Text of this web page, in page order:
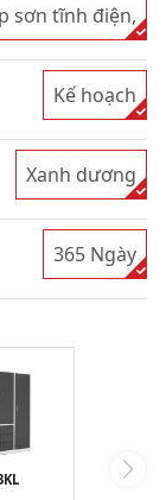
sơn tĩnh điện,
Kế hoạch
Xanh dương
365 Ngày